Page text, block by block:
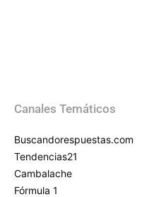
Canales Temáticos
Buscandorespuestas.com
Tendencias21
Cambalache
Fórmula 1